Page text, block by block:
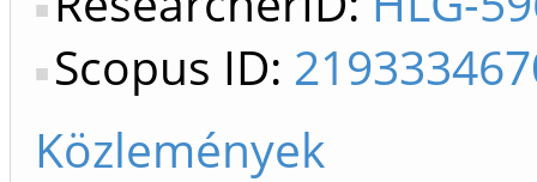
Scopus ID:
Közlemények